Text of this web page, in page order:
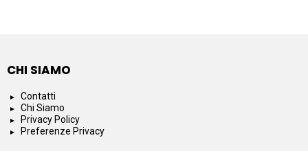
CHI SIAMO
Contatti
Chi Siamo
Privacy Policy
Preferenze Privacy